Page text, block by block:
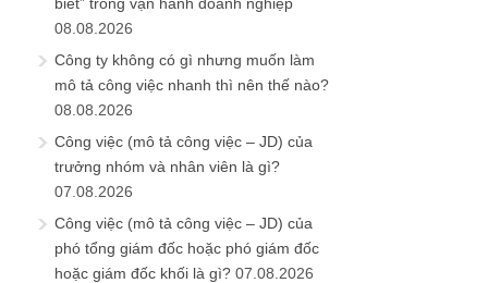
08.08.2026
Công ty không có gì nhưng muốn làm
mô tả công việc nhanh thì nên thế nào?
08.08.2026
Công việc (mô tả công việc – JD) của
trưởng nhóm và nhân viên là gì?
07.08.2026
Công việc (mô tả công việc – JD) của
phó tổng giám đốc hoặc phó giám đốc
hoặc giám đốc khối là gì? 07.08.2026